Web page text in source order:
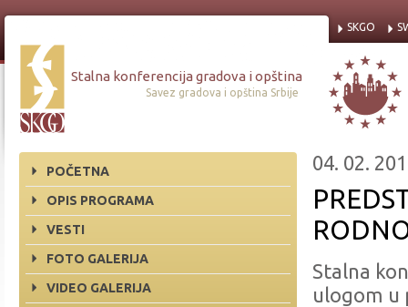
Stalna konferencija gradova i opština
Savez gradova i opština Srbije
SKGO
POČETNA
OPIS PROGRAMA
VESTI
FOTO GALERIJA
VIDEO GALERIJA
04. 02.
Stalna
ulogom u